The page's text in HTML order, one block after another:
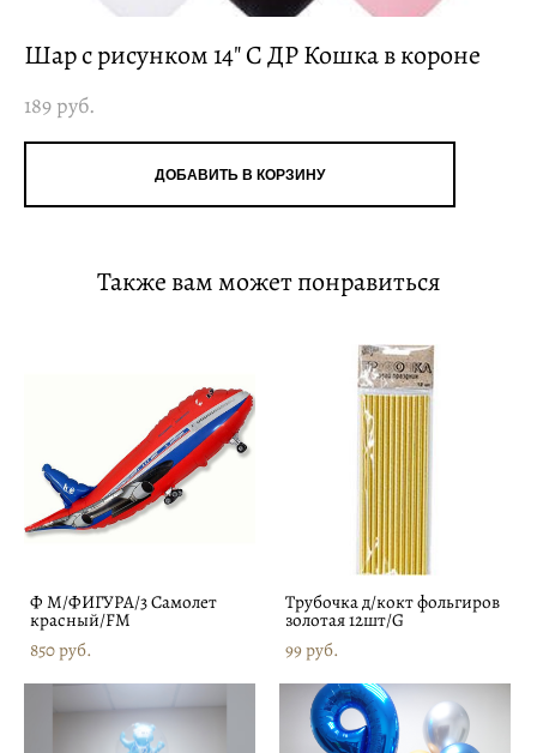
Шар с рисунком 14" С ДР Кошка в короне
189 pуб.
ДОБАВИТЬ В КОРЗИНУ
Также вам может понравиться
Ф М/ФИГУРА/3 Самолет
красный/FM
850 pуб.
Трубочка д/кокт фольгиров
золотая 12шт/G
99 pуб.